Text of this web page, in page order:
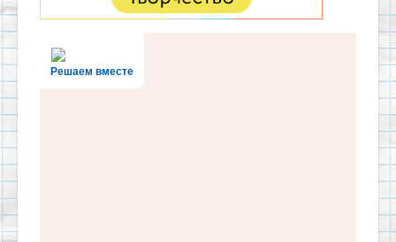
Решаем вместе